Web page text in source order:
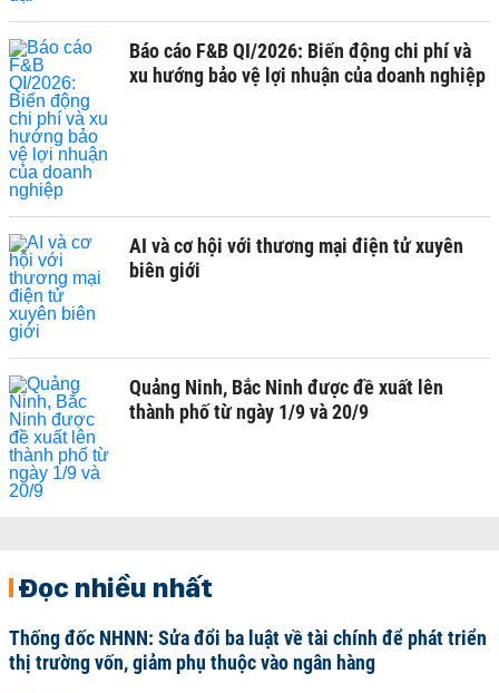
Báo cáo F&B QI/2026: Biến động chi phí và
xu hướng bảo vệ lợi nhuận của doanh nghiệp
AI và cơ hội với thương mại điện tử xuyên
biên giới
Quảng Ninh, Bắc Ninh được đề xuất lên
thành phố từ ngày 1/9 và 20/9
Đọc nhiều nhất
Thống đốc NHNN: Sửa đổi ba luật về tài chính để phát triển
thị trường vốn, giảm phụ thuộc vào ngân hàng